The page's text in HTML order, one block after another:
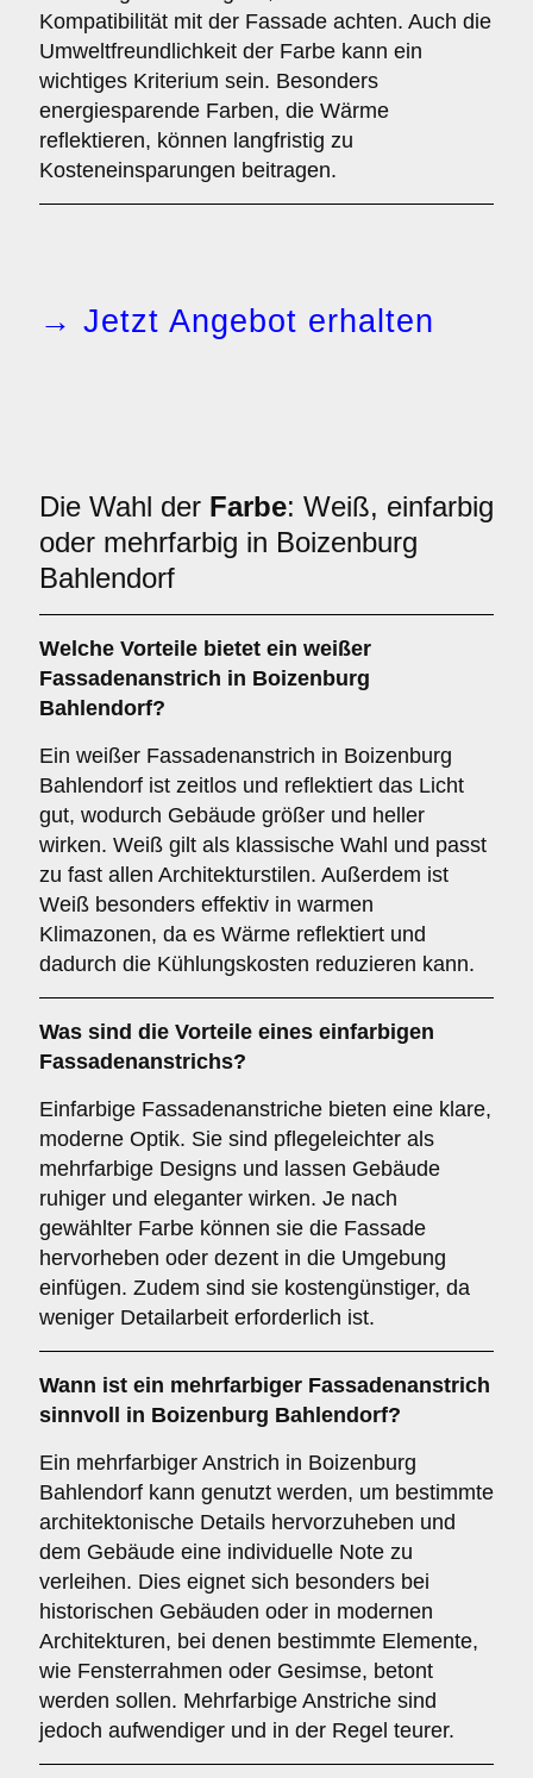
Kompatibilität mit der Fassade achten. Auch die
Umweltfreundlichkeit der Farbe kann ein
wichtiges Kriterium sein. Besonders
energiesparende Farben, die Wärme
reflektieren, können langfristig zu
Kosteneinsparungen beitragen.
→ Jetzt Angebot erhalten
Die Wahl der Farbe: Weiß, einfarbig
oder mehrfarbig in Boizenburg
Bahlendorf
Welche Vorteile bietet ein weißer
Fassadenanstrich in Boizenburg
Bahlendorf?
Ein weißer Fassadenanstrich in Boizenburg
Bahlendorf ist zeitlos und reflektiert das Licht
gut, wodurch Gebäude größer und heller
wirken. Weiß gilt als klassische Wahl und passt
zu fast allen Architekturstilen. Außerdem ist
Weiß besonders effektiv in warmen
Klimazonen, da es Wärme reflektiert und
dadurch die Kühlungskosten reduzieren kann.
Was sind die Vorteile eines einfarbigen
Fassadenanstrichs?
Einfarbige Fassadenanstriche bieten eine klare,
moderne Optik. Sie sind pflegeleichter als
mehrfarbige Designs und lassen Gebäude
ruhiger und eleganter wirken. Je nach
gewählter Farbe können sie die Fassade
hervorheben oder dezent in die Umgebung
einfügen. Zudem sind sie kostengünstiger, da
weniger Detailarbeit erforderlich ist.
Wann ist ein mehrfarbiger Fassadenanstrich
sinnvoll in Boizenburg Bahlendorf?
Ein mehrfarbiger Anstrich in Boizenburg
Bahlendorf kann genutzt werden, um bestimmte
architektonische Details hervorzuheben und
dem Gebäude eine individuelle Note zu
verleihen. Dies eignet sich besonders bei
historischen Gebäuden oder in modernen
Architekturen, bei denen bestimmte Elemente,
wie Fensterrahmen oder Gesimse, betont
werden sollen. Mehrfarbige Anstriche sind
jedoch aufwendiger und in der Regel teurer.